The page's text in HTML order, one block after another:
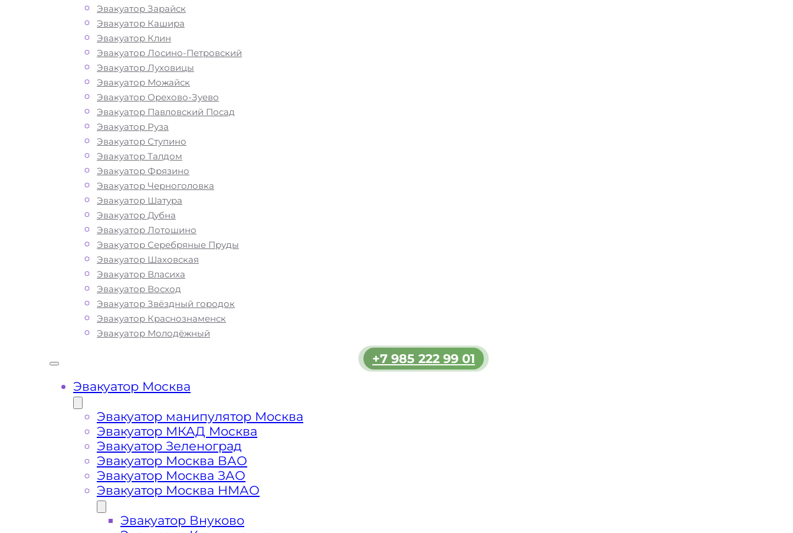
Эвакуатор Зарайск
Эвакуатор Кашира
Эвакуатор Клин
Эвакуатор Лосино-Петровский
Эвакуатор Луховицы
Эвакуатор Можайск
Эвакуатор Орехово-Зуево
Эвакуатор Павловский Посад
Эвакуатор Руза
Эвакуатор Ступино
Эвакуатор Талдом
Эвакуатор Фрязино
Эвакуатор Черноголовка
Эвакуатор Шатура
Эвакуатор Дубна
Эвакуатор Лотошино
Эвакуатор Серебряные Пруды
Эвакуатор Шаховская
Эвакуатор Власиха
Эвакуатор Восход
Эвакуатор Звёздный городок
Эвакуатор Краснознаменск
Эвакуатор Молодёжный
Эвакуатор Москва
Эвакуатор манипулятор Москва
Эвакуатор МКАД Москва
Эвакуатор Зеленоград
Эвакуатор Москва ВАО
Эвакуатор Москва ЗАО
Эвакуатор Москва НМАО
Эвакуатор Внуково
+7 985 222 99 01
Перевозка автомобиля по Щелково
эвакуатором «МОБИ» дешево, круглосуточно
и срочно – это возможность быстро и без
лишних затрат решить возникшие на дороге
проблемы с автомобилем. Мы рады
предложить вам свои услуги по вызову
автоэвакуатора. Звоните по телефону — у
нас вы найдете все, что нужно для
оперативной и безопасной эвакуации
вашего авто: доступные цены,
круглосуточную связь и профессиональных
водителей с большим опытом работы. Мы
предлагаем круглосуточную техническую
помощь эвакуатора на дороге по низкой
стоимости. Наша компания имеет большой
опыт в сфере транспортировки и
гарантирует качество услуг эвакуации в
Щёлково. Мы используем только
современное оборудование и технику, что
позволяет срочно и безопасно эвакуировать
ваш автомобиль с ЦКАДа, с Щелковского и
Фряновского шоссе при поломке
транспортного средства или ДТП. Вы всегда
услуг эвакуатора и их ценой, как в
пределами города
Щелково Какая цена
эвакуатора?
Расчет стоимости эвакуатора за км
при выезде за пределы Щёлково, в